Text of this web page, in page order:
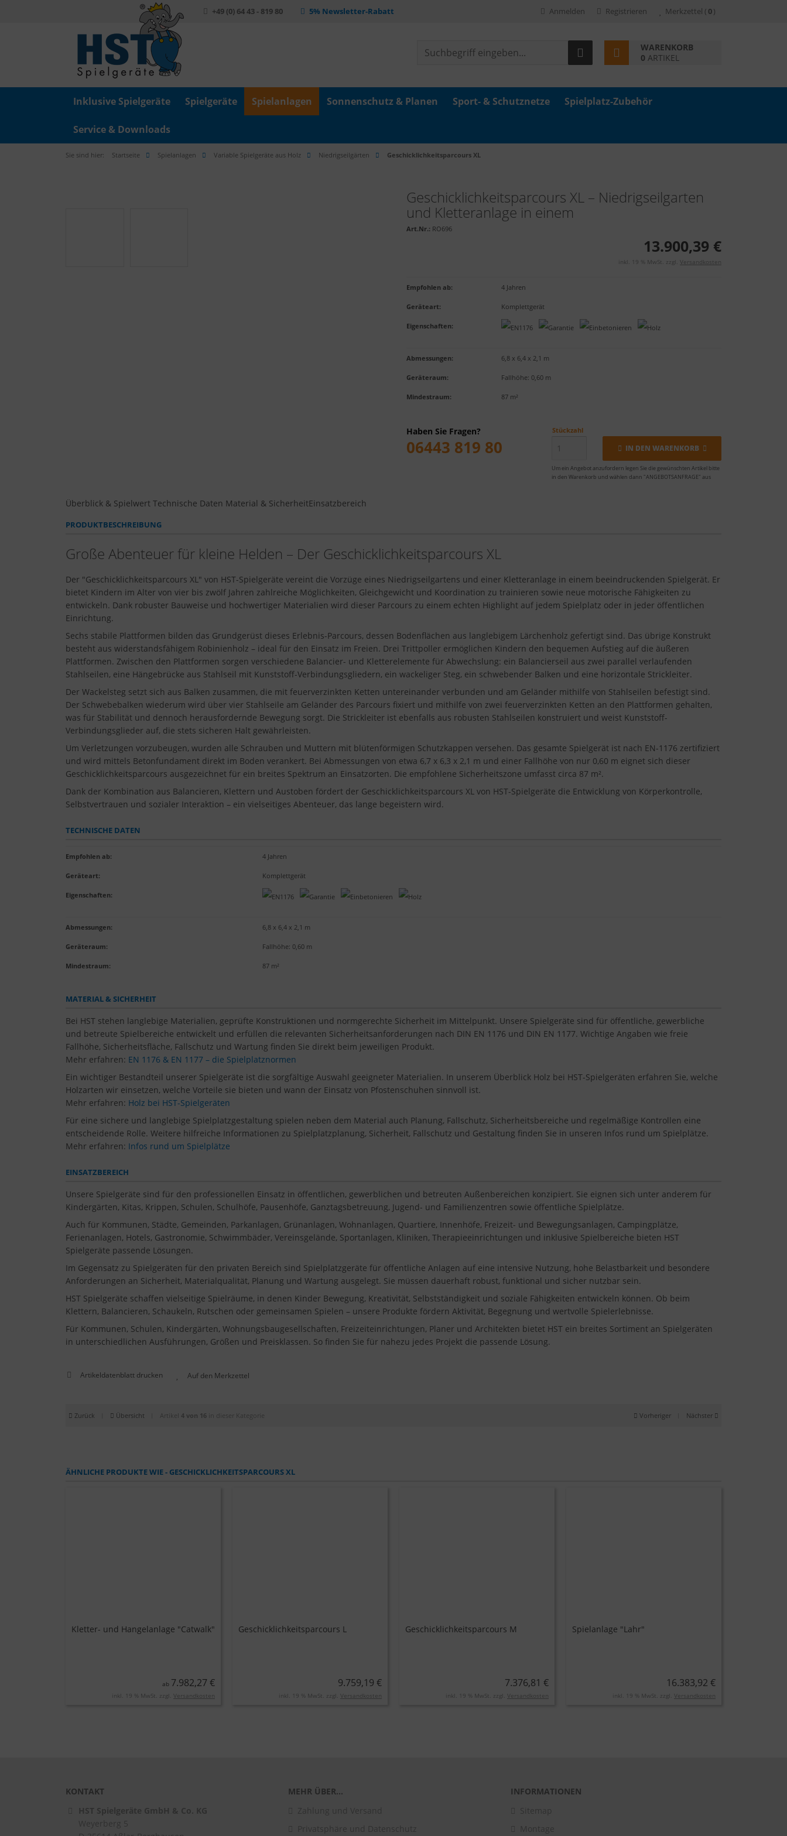
+49 (0) 64 43 - 819 80 5% Newsletter-Rabatt Merkzettel ( 0)
Registrieren
Anmelden
WARENKORB
0 ARTIKEL
Inklusive Spielgeräte Spielgeräte Spielanlagen Sonnenschutz & Planen Sport- & Schutznetze Spielplatz-Zubehör
Service & Downloads
Sie sind hier: Startseite Spielanlagen Variable Spielgeräte aus Holz Niedrigseilgärten Geschicklichkeitsparcours XL
Geschicklichkeitsparcours XL – Niedrigseilgarten
und Kletteranlage in einem
Art.Nr.: RO696
13.900,39 €
inkl. 19 % MwSt. zzgl. Versandkosten
Empfohlen ab: 4 Jahren
Geräteart: Komplettgerät
Eigenschaften:
Abmessungen: 6,8 x 6,4 x 2,1 m
Geräteraum: Fallhöhe: 0,60 m
Mindestraum: 87 m²
Stückzahl
IN DEN WARENKORB
Um ein Angebot anzufordern legen Sie die gewünschten Artikel bitte
in den Warenkorb und wählen dann "ANGEBOTSANFRAGE" aus
Haben Sie Fragen?
06443 819 80
Überblick & Spielwert Technische Daten Material & SicherheitEinsatzbereich
PRODUKTBESCHREIBUNG
Große Abenteuer für kleine Helden – Der Geschicklichkeitsparcours XL
Der "Geschicklichkeitsparcours XL" von HST-Spielgeräte vereint die Vorzüge eines Niedrigseilgartens und einer Kletteranlage in einem beeindruckenden Spielgerät. Er
bietet Kindern im Alter von vier bis zwölf Jahren zahlreiche Möglichkeiten, Gleichgewicht und Koordination zu trainieren sowie neue motorische Fähigkeiten zu
entwickeln. Dank robuster Bauweise und hochwertiger Materialien wird dieser Parcours zu einem echten Highlight auf jedem Spielplatz oder in jeder öffentlichen
Einrichtung.
Sechs stabile Plattformen bilden das Grundgerüst dieses Erlebnis-Parcours, dessen Bodenflächen aus langlebigem Lärchenholz gefertigt sind. Das übrige Konstrukt
besteht aus widerstandsfähigem Robinienholz – ideal für den Einsatz im Freien. Drei Trittpoller ermöglichen Kindern den bequemen Aufstieg auf die äußeren
Plattformen. Zwischen den Plattformen sorgen verschiedene Balancier- und Kletterelemente für Abwechslung: ein Balancierseil aus zwei parallel verlaufenden
Stahlseilen, eine Hängebrücke aus Stahlseil mit Kunststoff-Verbindungsgliedern, ein wackeliger Steg, ein schwebender Balken und eine horizontale Strickleiter.
Der Wackelsteg setzt sich aus Balken zusammen, die mit feuerverzinkten Ketten untereinander verbunden und am Geländer mithilfe von Stahlseilen befestigt sind.
Der Schwebebalken wiederum wird über vier Stahlseile am Geländer des Parcours fixiert und mithilfe von zwei feuerverzinkten Ketten an den Plattformen gehalten,
was für Stabilität und dennoch herausfordernde Bewegung sorgt. Die Strickleiter ist ebenfalls aus robusten Stahlseilen konstruiert und weist Kunststoff-
Verbindungsglieder auf, die stets sicheren Halt gewährleisten.
Um Verletzungen vorzubeugen, wurden alle Schrauben und Muttern mit blütenförmigen Schutzkappen versehen. Das gesamte Spielgerät ist nach EN-1176 zertifiziert
und wird mittels Betonfundament direkt im Boden verankert. Bei Abmessungen von etwa 6,7 x 6,3 x 2,1 m und einer Fallhöhe von nur 0,60 m eignet sich dieser
Geschicklichkeitsparcours ausgezeichnet für ein breites Spektrum an Einsatzorten. Die empfohlene Sicherheitszone umfasst circa 87 m².
Dank der Kombination aus Balancieren, Klettern und Austoben fördert der Geschicklichkeitsparcours XL von HST-Spielgeräte die Entwicklung von Körperkontrolle,
Selbstvertrauen und sozialer Interaktion – ein vielseitiges Abenteuer, das lange begeistern wird.
TECHNISCHE DATEN
Empfohlen ab: 4 Jahren
Geräteart: Komplettgerät
Eigenschaften:
Abmessungen: 6,8 x 6,4 x 2,1 m
Geräteraum: Fallhöhe: 0,60 m
Mindestraum: 87 m²
MATERIAL & SICHERHEIT
Bei HST stehen langlebige Materialien, geprüfte Konstruktionen und normgerechte Sicherheit im Mittelpunkt. Unsere Spielgeräte sind für öffentliche, gewerbliche
und betreute Spielbereiche entwickelt und erfüllen die relevanten Sicherheitsanforderungen nach DIN EN 1176 und DIN EN 1177. Wichtige Angaben wie freie
Fallhöhe, Sicherheitsfläche, Fallschutz und Wartung finden Sie direkt beim jeweiligen Produkt.
Mehr erfahren: EN 1176 & EN 1177 – die Spielplatznormen
Ein wichtiger Bestandteil unserer Spielgeräte ist die sorgfältige Auswahl geeigneter Materialien. In unserem Überblick Holz bei HST-Spielgeräten erfahren Sie, welche
Holzarten wir einsetzen, welche Vorteile sie bieten und wann der Einsatz von Pfostenschuhen sinnvoll ist.
Mehr erfahren: Holz bei HST-Spielgeräten
Für eine sichere und langlebige Spielplatzgestaltung spielen neben dem Material auch Planung, Fallschutz, Sicherheitsbereiche und regelmäßige Kontrollen eine
entscheidende Rolle. Weitere hilfreiche Informationen zu Spielplatzplanung, Sicherheit, Fallschutz und Gestaltung finden Sie in unseren Infos rund um Spielplätze.
Mehr erfahren: Infos rund um Spielplätze
EINSATZBEREICH
Unsere Spielgeräte sind für den professionellen Einsatz in öffentlichen, gewerblichen und betreuten Außenbereichen konzipiert. Sie eignen sich unter anderem für
Kindergärten, Kitas, Krippen, Schulen, Schulhöfe, Pausenhöfe, Ganztagsbetreuung, Jugend- und Familienzentren sowie öffentliche Spielplätze.
Auch für Kommunen, Städte, Gemeinden, Parkanlagen, Grünanlagen, Wohnanlagen, Quartiere, Innenhöfe, Freizeit- und Bewegungsanlagen, Campingplätze,
Ferienanlagen, Hotels, Gastronomie, Schwimmbäder, Vereinsgelände, Sportanlagen, Kliniken, Therapieeinrichtungen und inklusive Spielbereiche bieten HST
Spielgeräte passende Lösungen.
Im Gegensatz zu Spielgeräten für den privaten Bereich sind Spielplatzgeräte für öffentliche Anlagen auf eine intensive Nutzung, hohe Belastbarkeit und besondere
Anforderungen an Sicherheit, Materialqualität, Planung und Wartung ausgelegt. Sie müssen dauerhaft robust, funktional und sicher nutzbar sein.
HST Spielgeräte schaffen vielseitige Spielräume, in denen Kinder Bewegung, Kreativität, Selbstständigkeit und soziale Fähigkeiten entwickeln können. Ob beim
Klettern, Balancieren, Schaukeln, Rutschen oder gemeinsamen Spielen – unsere Produkte fördern Aktivität, Begegnung und wertvolle Spielerlebnisse.
Für Kommunen, Schulen, Kindergärten, Wohnungsbaugesellschaften, Freizeiteinrichtungen, Planer und Architekten bietet HST ein breites Sortiment an Spielgeräten
in unterschiedlichen Ausführungen, Größen und Preisklassen. So finden Sie für nahezu jedes Projekt die passende Lösung.
Artikeldatenblatt drucken
Zurück Übersicht Artikel 4 von 16 in dieser Kategorie Vorheriger Nächster
ÄHNLICHE PRODUKTE WIE - GESCHICKLICHKEITSPARCOURS XL
Kletter- und Hangelanlage "Catwalk"
ab 7.982,27 €
inkl. 19 % MwSt. zzgl. Versandkosten
Geschicklichkeitsparcours L
9.759,19 €
inkl. 19 % MwSt. zzgl. Versandkosten
Geschicklichkeitsparcours M
7.376,81 €
inkl. 19 % MwSt. zzgl. Versandkosten
Spielanlage "Lahr"
16.383,92 €
inkl. 19 % MwSt. zzgl. Versandkosten
KONTAKT
HST Spielgeräte GmbH & Co. KG
Weyerberg 5
MEHR ÜBER...
Zahlung und Versand
Privatsphäre und Datenschutz
INFORMATIONEN
Sitemap
Montage